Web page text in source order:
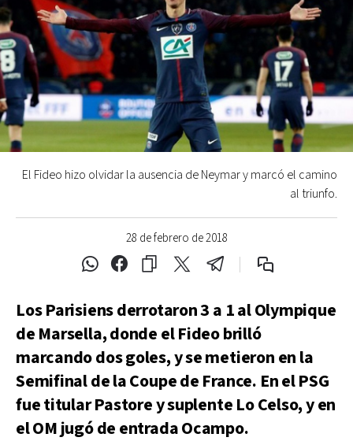
28 de febrero de 2018
El Fideo hizo olvidar la ausencia de Neymar y marcó el camino
al triunfo.
Los Parisiens derrotaron 3 a 1 al Olympique
de Marsella, donde el Fideo brilló
marcando dos goles, y se metieron en la
Semifinal de la Coupe de France. En el PSG
fue titular Pastore y suplente Lo Celso, y en
el OM jugó de entrada Ocampo.